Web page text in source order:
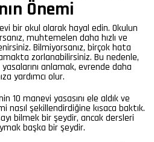
Önemi
bir okul olarak hayal edin. Okulun
muhtemelen daha hızlı ve
Bilmiyorsanız, birçok hata
zorlanabilirsiniz. Bu nedenle,
anlamak, evrende daha
yardımcı olur.
10 manevi yasasını ele aldık ve
nasıl şekillendirdiğine kısaca baktık.
bilmek bir şeydir, ancak dersleri
başka bir şeydir.